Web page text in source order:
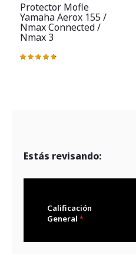
Protector Mofle
Yamaha Aerox 155 /
Nmax Connected /
Nmax 3
Valoración:
Estás revisando:
Calificación
General